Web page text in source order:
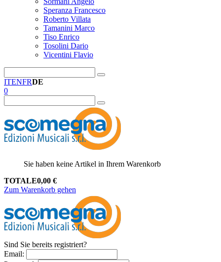
Speranza Francesco
Roberto Villata
Tamanini Marco
Tiso Enrico
Tosolini Dario
Vicentini Flavio
ITENFRDE
0
Sie haben keine Artikel in Ihrem Warenkorb
TOTALE0,00 €
Zum Warenkorb gehen
Sind Sie bereits registriert?
Email: